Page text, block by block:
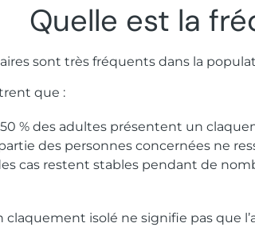
Quelle est la
sont très fréquents dans la
que :
50 % des adultes présentent un
des personnes concernées ne
cas restent stables pendant de
claquement isolé ne signifie pas que